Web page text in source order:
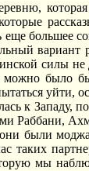
еще большее
вариант
силы не
было
уйти,
к
Раббани,
они были
таких
мы